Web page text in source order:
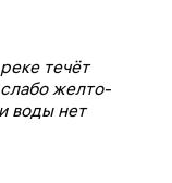
течёт
желто-
воды нет